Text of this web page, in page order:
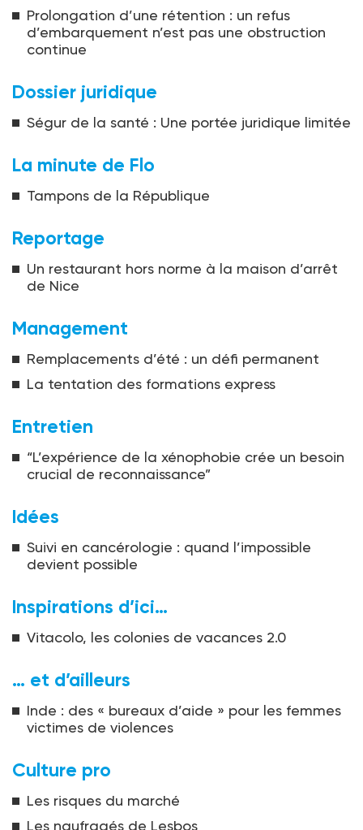
Prolongation d’une rétention : un refus
d’embarquement n’est pas une obstruction
continue
Dossier juridique
Ségur de la santé : Une portée juridique limitée
La minute de Flo
Tampons de la République
Reportage
Un restaurant hors norme à la maison d’arrêt
de Nice
Management
Remplacements d’été : un défi permanent
La tentation des formations express
Entretien
“L’expérience de la xénophobie crée un besoin
crucial de reconnaissance”
Idées
Suivi en cancérologie : quand l’impossible
devient possible
Inspirations d’ici…
Vitacolo, les colonies de vacances 2.0
… et d’ailleurs
Inde : des « bureaux d’aide » pour les femmes
victimes de violences
Culture pro
Les risques du marché
Les naufragés de Lesbos